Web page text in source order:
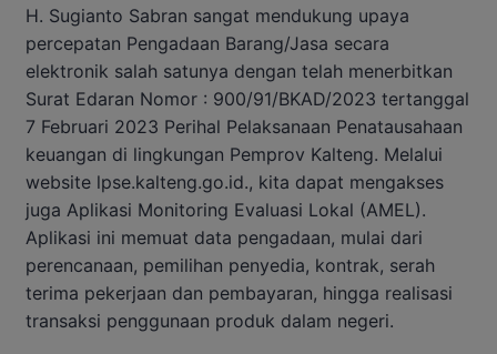
H. Sugianto Sabran sangat mendukung upaya
percepatan Pengadaan Barang/Jasa secara
elektronik salah satunya dengan telah menerbitkan
Surat Edaran Nomor : 900/91/BKAD/2023 tertanggal
7 Februari 2023 Perihal Pelaksanaan Penatausahaan
keuangan di lingkungan Pemprov Kalteng. Melalui
website lpse.kalteng.go.id., kita dapat mengakses
juga Aplikasi Monitoring Evaluasi Lokal (AMEL).
Aplikasi ini memuat data pengadaan, mulai dari
perencanaan, pemilihan penyedia, kontrak, serah
terima pekerjaan dan pembayaran, hingga realisasi
transaksi penggunaan produk dalam negeri.